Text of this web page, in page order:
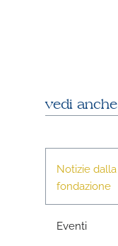
vedi anche
Notizie dalla
fondazione
Eventi